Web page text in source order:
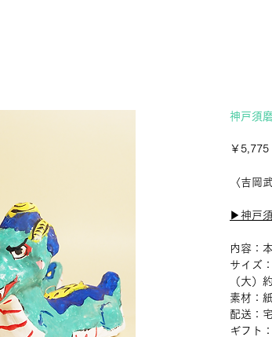
神戸須
￥5,775
〈吉岡
▶︎神戸
内容：
サイズ
（大）
素材：
配送：
ギフト